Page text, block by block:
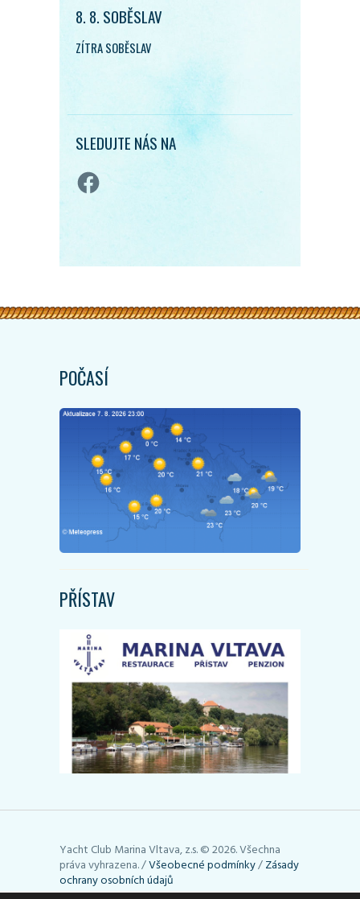
8. 8. SOBĚSLAV
ZÍTRA SOBĚSLAV
SLEDUJTE NÁS NA
Facebook
POČASÍ
PŘÍSTAV
Yacht Club Marina Vltava, z.s. © 2026. Všechna
práva vyhrazena. /Všeobecné podmínky/Zásady
ochrany osobních údajů